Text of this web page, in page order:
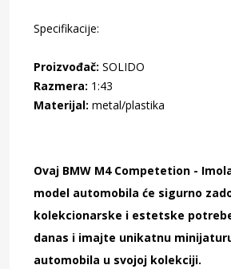
Specifikacije:
Proizvođač: SOLIDO
Razmera: 1:43
Materijal: metal/plastika
Ovaj BMW M4 Competetion -
model automobila će sigurno
kolekcionarske i estetske
danas i imajte unikatnu
automobila u svojoj kolekciji.